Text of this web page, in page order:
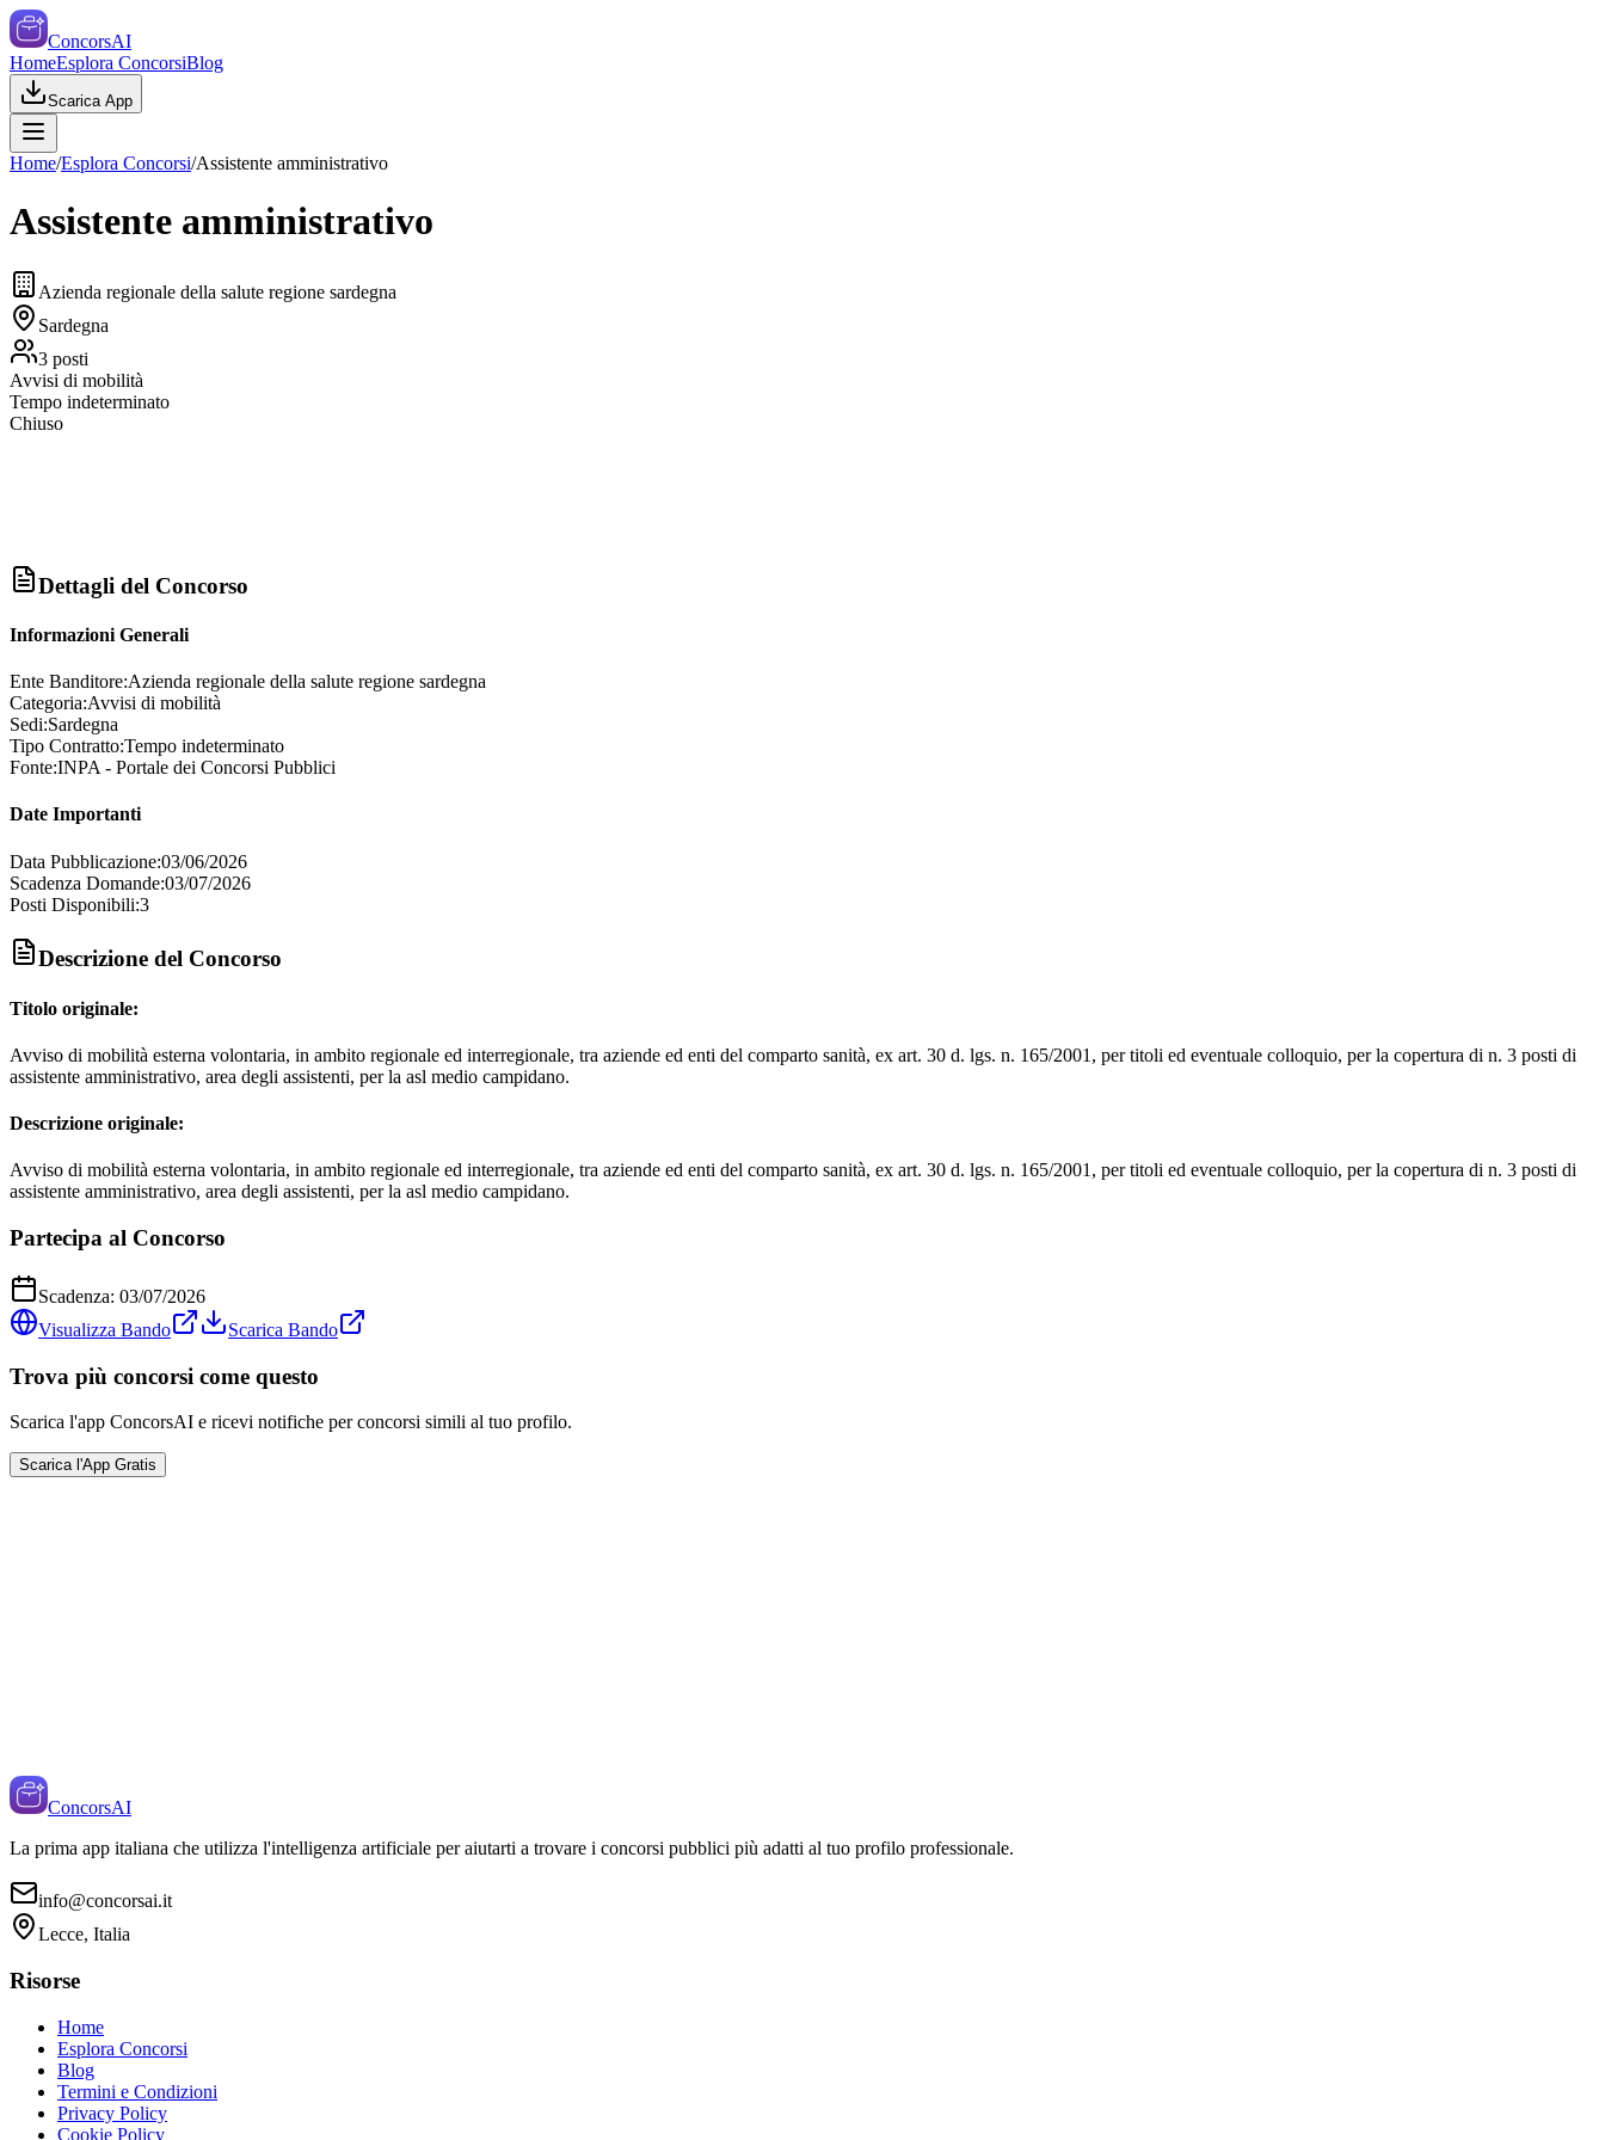
ConcorsAI
HomeEsplora ConcorsiBlog
Scarica App
Home/Esplora Concorsi/Assistente amministrativo
Assistente amministrativo
Azienda regionale della salute regione sardegna
Sardegna
3 posti
Avvisi di mobilità
Tempo indeterminato
Chiuso
Dettagli del Concorso
Informazioni Generali
Ente Banditore:Azienda regionale della salute regione sardegna
Categoria:Avvisi di mobilità
Sedi:Sardegna
Tipo Contratto:Tempo indeterminato
Fonte:INPA - Portale dei Concorsi Pubblici
Date Importanti
Data Pubblicazione:03/06/2026
Scadenza Domande:03/07/2026
Posti Disponibili:3
Descrizione del Concorso
Titolo originale:
Avviso di mobilità esterna volontaria, in ambito regionale ed interregionale, tra aziende ed enti del comparto sanità, ex art. 30 d. lgs. n. 165/2001, per titoli ed eventuale colloquio, per la copertura di n. 3 posti di
assistente amministrativo, area degli assistenti, per la asl medio campidano.
Descrizione originale:
Avviso di mobilità esterna volontaria, in ambito regionale ed interregionale, tra aziende ed enti del comparto sanità, ex art. 30 d. lgs. n. 165/2001, per titoli ed eventuale colloquio, per la copertura di n. 3 posti di
assistente amministrativo, area degli assistenti, per la asl medio campidano.
Partecipa al Concorso
Scadenza: 03/07/2026
Visualizza Bando
Scarica Bando
Trova più concorsi come questo
Scarica l'app ConcorsAI e ricevi notifiche per concorsi simili al tuo profilo.
Scarica l'App Gratis
ConcorsAI
La prima app italiana che utilizza l'intelligenza artificiale per aiutarti a trovare i concorsi pubblici più adatti al tuo profilo professionale.
info@concorsai.it
Lecce, Italia
Risorse
Home
Esplora Concorsi
Blog
Termini e Condizioni
Privacy Policy
Cookie Policy